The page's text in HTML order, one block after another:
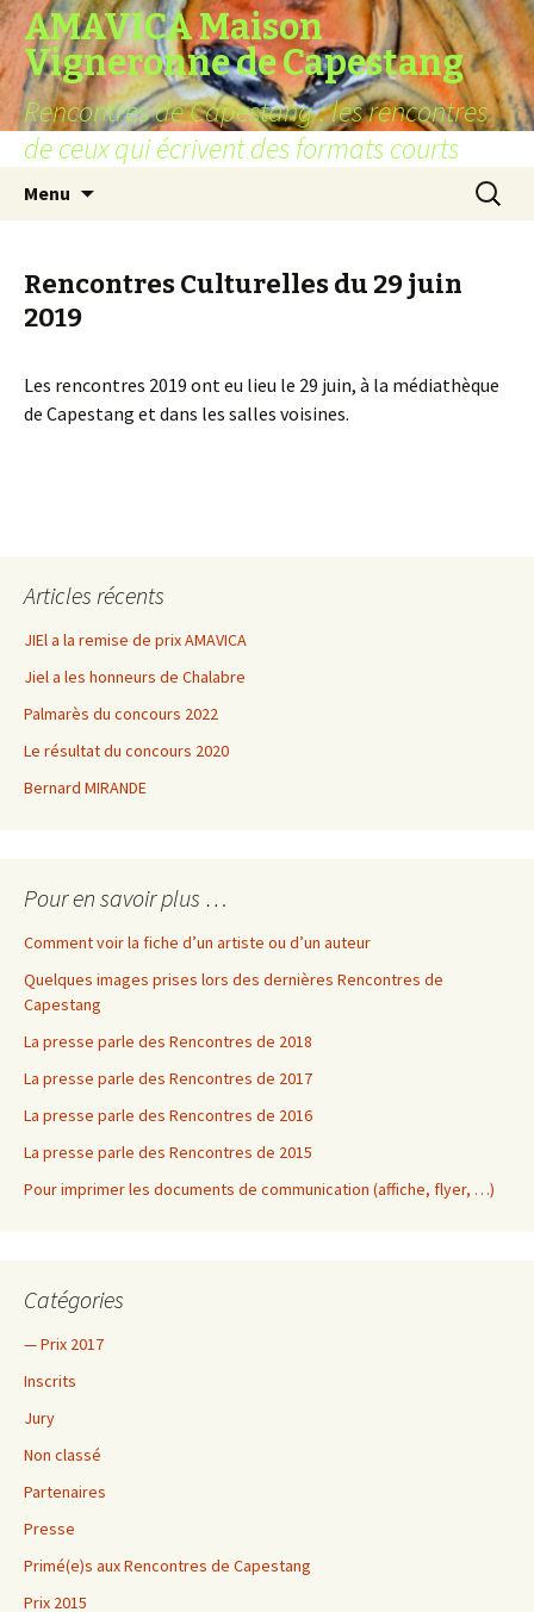
AMAVICA Maison
Vigneronne de Capestang
Rencontres de Capestang : les rencontres
de ceux qui écrivent des formats courts
Menu
Rencontres Culturelles du 29 juin
2019
Les rencontres 2019 ont eu lieu le 29 juin, à la médiathèque
de Capestang et dans les salles voisines.
Articles récents
JIEl a la remise de prix AMAVICA
Jiel a les honneurs de Chalabre
Palmarès du concours 2022
Le résultat du concours 2020
Bernard MIRANDE
Pour en savoir plus …
Comment voir la fiche d’un artiste ou d’un auteur
Quelques images prises lors des dernières Rencontres de
Capestang
La presse parle des Rencontres de 2018
La presse parle des Rencontres de 2017
La presse parle des Rencontres de 2016
La presse parle des Rencontres de 2015
Pour imprimer les documents de communication (affiche, flyer, …)
Catégories
— Prix 2017
Inscrits
Jury
Non classé
Partenaires
Presse
Primé(e)s aux Rencontres de Capestang
Prix 2015